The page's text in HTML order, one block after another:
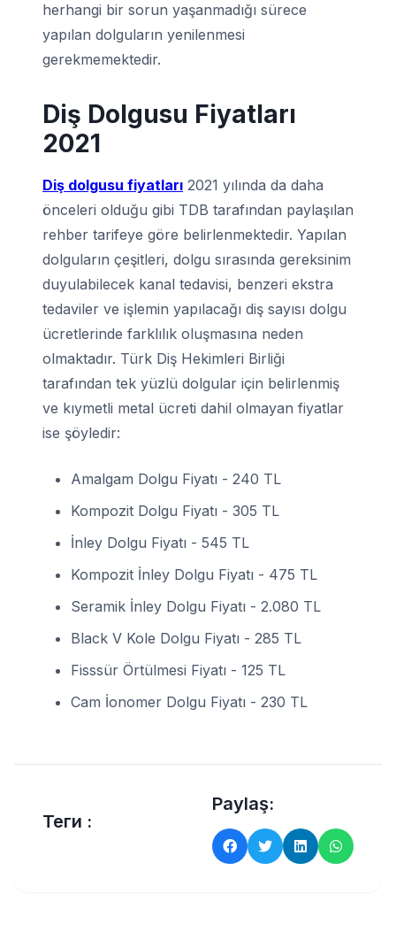
herhangi bir sorun yaşanmadığı sürece
yapılan dolguların yenilenmesi
gerekmemektedir.
Diş Dolgusu Fiyatları
2021
Diş dolgusu fiyatları 2021 yılında da daha
önceleri olduğu gibi TDB tarafından paylaşılan
rehber tarifeye göre belirlenmektedir. Yapılan
dolguların çeşitleri, dolgu sırasında gereksinim
duyulabilecek kanal tedavisi, benzeri ekstra
tedaviler ve işlemin yapılacağı diş sayısı dolgu
ücretlerinde farklılık oluşmasına neden
olmaktadır. Türk Diş Hekimleri Birliği
tarafından tek yüzlü dolgular için belirlenmiş
ve kıymetli metal ücreti dahil olmayan fiyatlar
ise şöyledir:
Amalgam Dolgu Fiyatı - 240 TL
Kompozit Dolgu Fiyatı - 305 TL
İnley Dolgu Fiyatı - 545 TL
Kompozit İnley Dolgu Fiyatı - 475 TL
Seramik İnley Dolgu Fiyatı - 2.080 TL
Black V Kole Dolgu Fiyatı - 285 TL
Fisssür Örtülmesi Fiyatı - 125 TL
Cam İonomer Dolgu Fiyatı - 230 TL
Теги :
Paylaş: